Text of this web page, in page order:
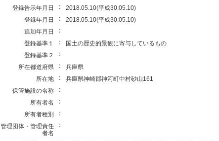
登録告示年月日
：
2018.05.10(平成30.05.10)
登録年月日
：
2018.05.10(平成30.05.10)
追加年月日
：
登録基準１ ：
国土の歴史的景観に寄与しているもの
登録基準２
：
所在都道府県 ：
兵庫県
所在地
：
兵庫県神崎郡神河町中村砂山161
保管施設の名称
：
所有者名 ：
所有者種別 ：
管理団体・管理責任
者名
：